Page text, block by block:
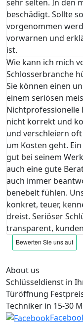
sehr selten. In den
beschädigt. Sollte
vorgenommen
vorwarnen und
ist.
Wie kann ich mich
Schlosserbranche
Sie können einen
einem seriösen
Nichtprofessionelle
nicht korrekt und
und verschleiern
um Kosten geht.
gut bei seinem
auch eine gute
auch immer
benebelt fühlen.
konkret, teuer,
dreist. Seriöser
transparent,
About us
Schlüsseldienst in
Türöffnung
Techniker in 15-30